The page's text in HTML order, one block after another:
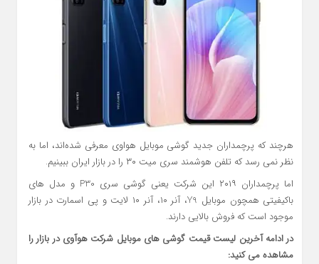
هرچند که پرچمداران جدید گوشی موبایل هواوی معرفی شده‌اند، اما به
نظر نمی رسد که تلفن هوشمند سری میت ۳۰ را در بازار ایران ببینیم.
اما پرچمداران ۲۰۱۹ این شرکت یعنی گوشی سری P30 و مدل های
باکیفیتی همچون موبایل Y9، آنر ۱۰، آنر ۱۰ لایت و پی اسمارت در بازار
موجود است که فروش بالایی دارند.
در ادامه آخرین لیست قیمت گوشی های موبایل شرکت هوآوی در بازار را
مشاهده می کنید: